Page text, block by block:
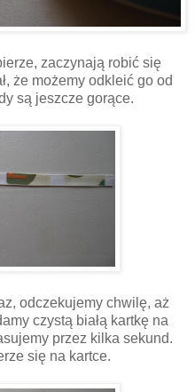
zaczynają robić się
że możemy odkleić go od
są jeszcze gorące.
odczekujemy chwilę, aż
czystą białą kartkę na
przez kilka sekund.
się na kartce.